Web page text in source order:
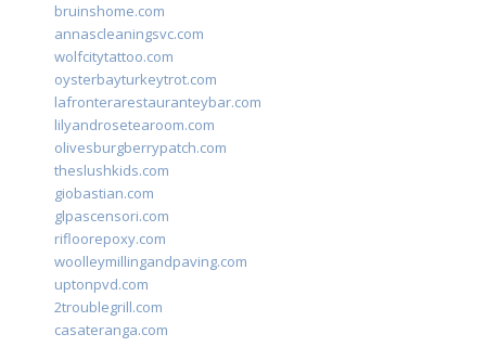
bruinshome.com
annascleaningsvc.com
wolfcitytattoo.com
oysterbayturkeytrot.com
lafronterarestauranteybar.com
lilyandrosetearoom.com
olivesburgberrypatch.com
theslushkids.com
giobastian.com
glpascensori.com
rifloorepoxy.com
woolleymillingandpaving.com
uptonpvd.com
2troublegrill.com
casateranga.com